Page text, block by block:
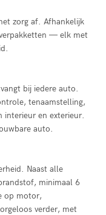
zorg af. Afhankelijk
— elk met
bij iedere auto.
tenaamstelling,
interieur en exterieur.
auto.
Naast alle
minimaal 6
op motor,
verder, met